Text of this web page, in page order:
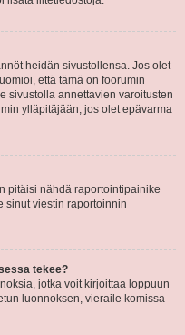
heidän sivustollensa. Jos olet
että tämä on foorumin
sivustolla annettavien varoitusten
ylläpitäjään, jos olet epävarma
pitäisi nähdä raportointipainike
sinut viestin raportoinnin
tekee?
jotka voit kirjoittaa loppuun
luonnoksen, vieraile komissa